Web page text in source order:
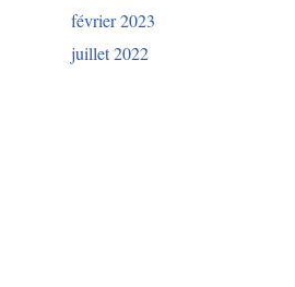
février 2023
juillet 2022